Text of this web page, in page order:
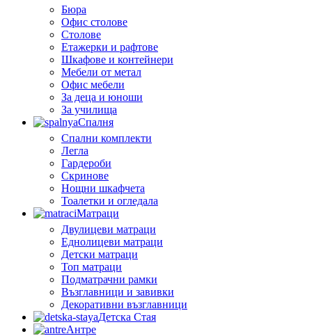
Бюра
Офис столове
Столове
Етажерки и рафтове
Шкафове и контейнери
Мебели от метал
Офис мебели
За деца и юноши
За училища
Спалня
Спални комплекти
Легла
Гардероби
Скринове
Нощни шкафчета
Тоалетки и огледала
Матраци
Двулицеви матраци
Еднолицеви матраци
Детски матраци
Топ матраци
Подматрачни рамки
Възглавници и завивки
Декоративни възглавници
Детска Стая
Антре